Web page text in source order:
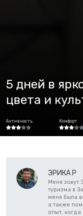
5 дней в
цвета и
Активность Комфорт
ЭРИКА P
Меня зовут
туризма в
меня была
а также
опыт,